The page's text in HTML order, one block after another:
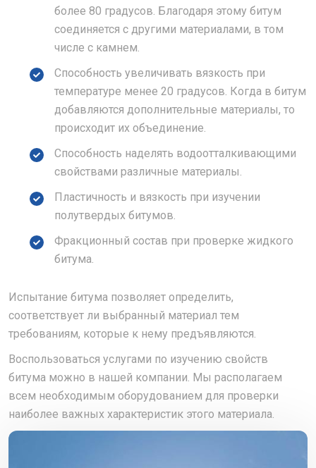
более 80 градусов. Благодаря этому битум
соединяется с другими материалами, в том
числе с камнем.
Способность увеличивать вязкость при
температуре менее 20 градусов. Когда в битум
добавляются дополнительные материалы, то
происходит их объединение.
Способность наделять водоотталкивающими
свойствами различные материалы.
Пластичность и вязкость при изучении
полутвердых битумов.
Фракционный состав при проверке жидкого
битума.
Испытание битума позволяет определить,
соответствует ли выбранный материал тем
требованиям, которые к нему предъявляются.
Воспользоваться услугами по изучению свойств
битума можно в нашей компании. Мы располагаем
всем необходимым оборудованием для проверки
наиболее важных характеристик этого материала.